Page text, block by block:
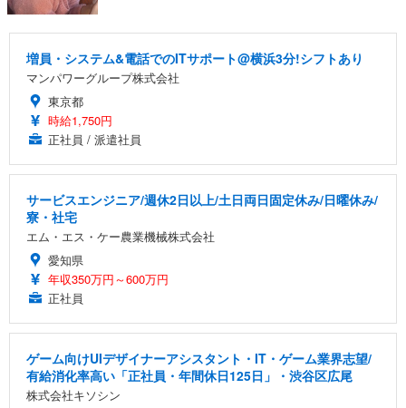
増員・システム&電話でのITサポート@横浜3分!シフトあり
マンパワーグループ株式会社
東京都
時給1,750円
正社員 / 派遣社員
サービスエンジニア/週休2日以上/土日両日固定休み/日曜休み/
寮・社宅
エム・エス・ケー農業機械株式会社
愛知県
年収350万円～600万円
正社員
ゲーム向けUIデザイナーアシスタント・IT・ゲーム業界志望/
有給消化率高い「正社員・年間休日125日」・渋谷区広尾
株式会社キソシン